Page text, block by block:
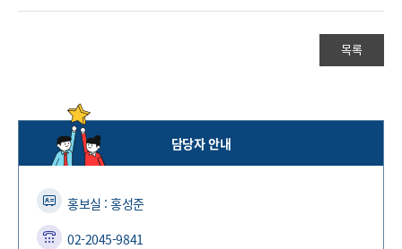
목록
담당자 안내
홍보실 : 홍성준
02-2045-9841